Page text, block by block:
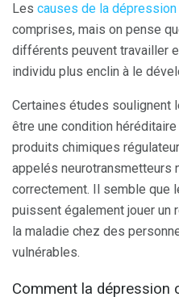
Les causes de la dépression
comprises, mais on pense
différents peuvent travailler
individu plus enclin à le
Certaines études soulignent
être une condition
produits chimiques
appelés neurotransmetteurs
correctement. Il semble que
puissent également jouer un
la maladie chez des
vulnérables.
Comment la dépression